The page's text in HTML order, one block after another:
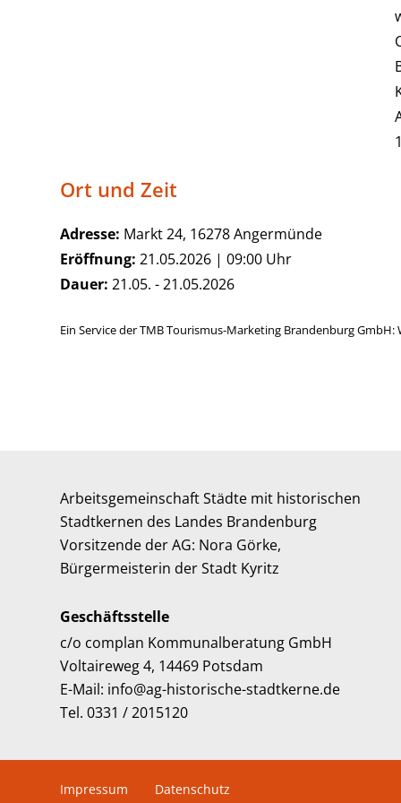
Ort und Zeit
Adresse: Markt 24, 16278 Angermünde
Eröffnung: 21.05.2026 | 09:00 Uhr
Dauer: 21.05. - 21.05.2026
Ein Service der TMB Tourismus-Marketing Brandenburg GmbH:
Arbeitsgemeinschaft Städte mit historischen
Stadtkernen des Landes Brandenburg
Vorsitzende der AG: Nora Görke,
Bürgermeisterin der Stadt Kyritz
Geschäftsstelle
c/o complan Kommunalberatung GmbH
Voltaireweg 4, 14469 Potsdam
E-Mail: info@ag-historische-stadtkerne.de
Tel. 0331 / 2015120
Impressum Datenschutz